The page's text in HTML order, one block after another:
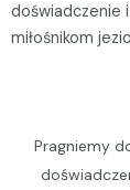
doświadczenie
miłośnikom
Pragniemy